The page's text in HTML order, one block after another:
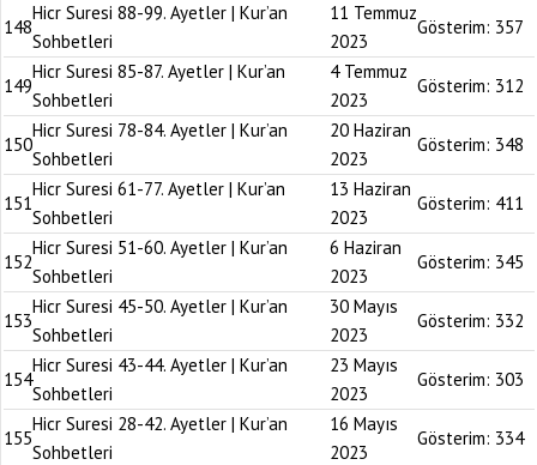
148
Hicr Suresi 88-99. Ayetler | Kur’an
Sohbetleri
11 Temmuz
2023
Gösterim: 357
149
Hicr Suresi 85-87. Ayetler | Kur’an
Sohbetleri
4 Temmuz
2023
Gösterim: 312
150
Hicr Suresi 78-84. Ayetler | Kur’an
Sohbetleri
20 Haziran
2023
Gösterim: 348
151
Hicr Suresi 61-77. Ayetler | Kur’an
Sohbetleri
13 Haziran
2023
Gösterim: 411
152
Hicr Suresi 51-60. Ayetler | Kur’an
Sohbetleri
6 Haziran
2023
Gösterim: 345
153
Hicr Suresi 45-50. Ayetler | Kur’an
Sohbetleri
30 Mayıs
2023
Gösterim: 332
154
Hicr Suresi 43-44. Ayetler | Kur’an
Sohbetleri
23 Mayıs
2023
Gösterim: 303
155
Hicr Suresi 28-42. Ayetler | Kur’an
Sohbetleri
16 Mayıs
2023
Gösterim: 334